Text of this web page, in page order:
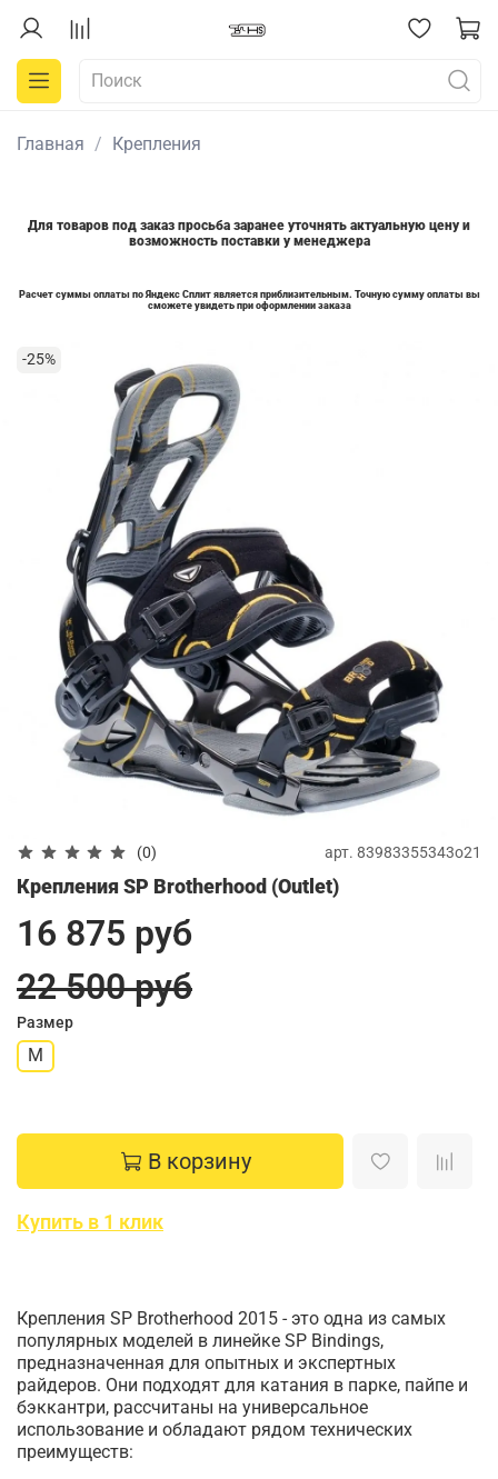
Главная Крепления
Для товаров под заказ просьба заранее уточнять актуальную цену и
возможность поставки у менеджера
Расчет суммы оплаты по Яндекс Сплит является приблизительным. Точную сумму оплаты вы
сможете увидеть при оформлении заказа
-25%
(0) арт. 83983355343о21
Крепления SP Brotherhood (Outlet)
16 875 руб
22 500 руб
Размер
M
В корзину
Купить в 1 клик
Крепления SP Brotherhood 2015 - это одна из самых
популярных моделей в линейке SP Bindings,
предназначенная для опытных и экспертных
райдеров. Они подходят для катания в парке, пайпе и
бэккантри, рассчитаны на универсальное
использование и обладают рядом технических
преимуществ: